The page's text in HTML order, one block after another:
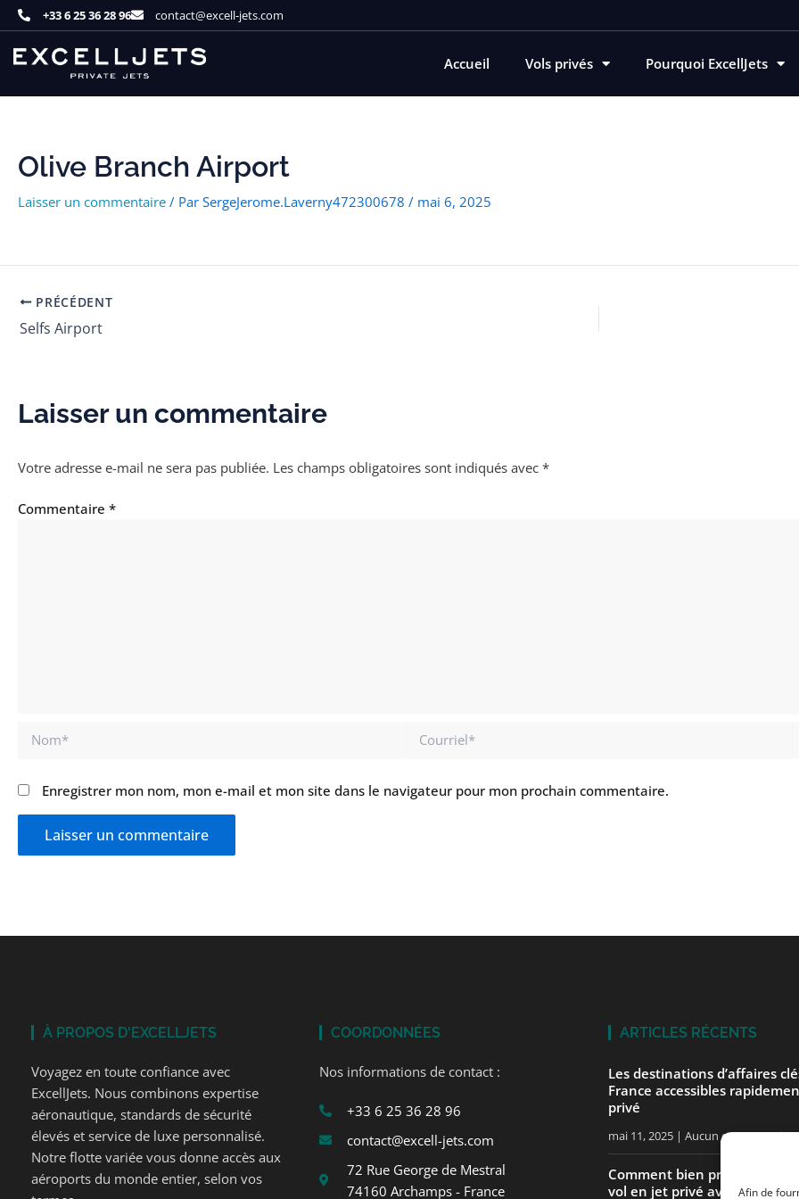
Afin de
Aller
au
contenu
+33 6 25 36 28 96 contact@excell-jets.com
Accueil Vols privés Pourquoi ExcellJets
Olive Branch Airport
Laisser un commentaire / Par SergeJerome.Laverny472300678 / mai 6, 2025
PRÉCÉDENT
Selfs Airport
Laisser un commentaire
Votre adresse e-mail ne sera pas publiée. Les champs obligatoires sont indiqués avec *
Commentaire *
Nom* Courriel*
Enregistrer mon nom, mon e-mail et mon site dans le navigateur pour mon prochain commentaire.
À PROPOS D'EXCELLJETS
Voyagez en toute confiance avec
ExcellJets. Nous combinons expertise
aéronautique, standards de sécurité
élevés et service de luxe personnalisé.
Notre flotte variée vous donne accès aux
aéroports du monde entier, selon vos
COORDONNÉES
Nos informations de contact :
+33 6 25 36 28 96
contact@excell-jets.com
72 Rue George de Mestral
74160 Archamps - France
ARTICLES RÉCENTS
Les destinations d’affaires
France accessibles
privé
mai 11, 2025 Aucun commentaire
Comment bien préparer votre
vol en jet privé avec ExcellJets